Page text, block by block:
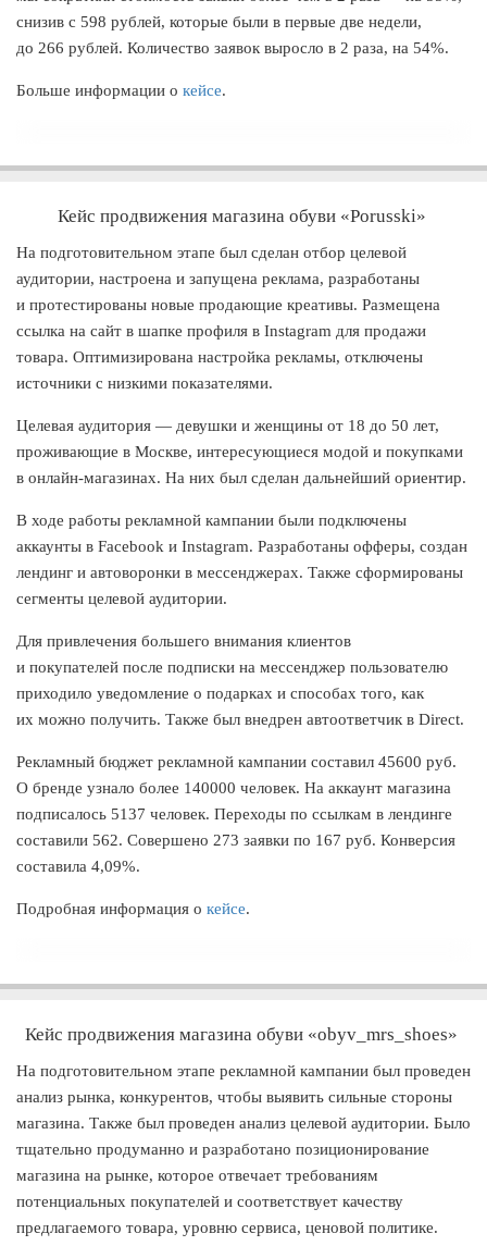
снизив с 598 рублей, которые были в первые две недели,
до 266 рублей. Количество заявок выросло в 2 раза, на 54%.
Больше информации о кейсе.
Кейс продвижения магазина обуви «Porusski»
На подготовительном этапе был сделан отбор целевой
аудитории, настроена и запущена реклама, разработаны
и протестированы новые продающие креативы. Размещена
ссылка на сайт в шапке профиля в Instagram для продажи
товара. Оптимизирована настройка рекламы, отключены
источники с низкими показателями.
Целевая аудитория — девушки и женщины от 18 до 50 лет,
проживающие в Москве, интересующиеся модой и покупками
в онлайн-магазинах. На них был сделан дальнейший ориентир.
В ходе работы рекламной кампании были подключены
аккаунты в Facebook и Instagram. Разработаны офферы, создан
лендинг и автоворонки в мессенджерах. Также сформированы
сегменты целевой аудитории.
Для привлечения большего внимания клиентов
и покупателей после подписки на мессенджер пользователю
приходило уведомление о подарках и способах того, как
их можно получить. Также был внедрен автоответчик в Direct.
Рекламный бюджет рекламной кампании составил 45600 руб.
О бренде узнало более 140000 человек. На аккаунт магазина
подписалось 5137 человек. Переходы по ссылкам в лендинге
составили 562. Совершено 273 заявки по 167 руб. Конверсия
составила 4,09%.
Подробная информация о кейсе.
Кейс продвижения магазина обуви «obyv_mrs_shoes»
На подготовительном этапе рекламной кампании был проведен
анализ рынка, конкурентов, чтобы выявить сильные стороны
магазина. Также был проведен анализ целевой аудитории. Было
тщательно продуманно и разработано позиционирование
магазина на рынке, которое отвечает требованиям
потенциальных покупателей и соответствует качеству
предлагаемого товара, уровню сервиса, ценовой политике.